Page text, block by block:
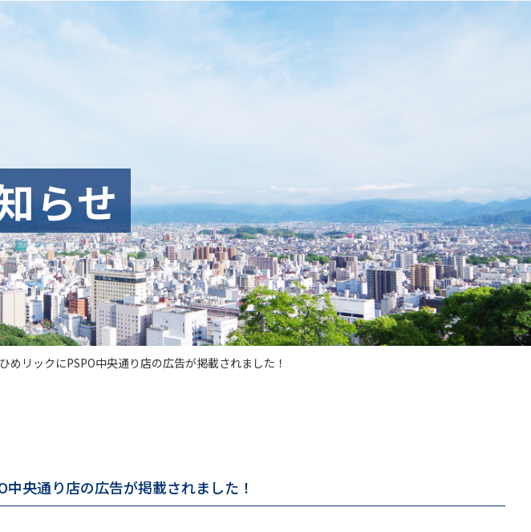
らせ
リックにPSPO中央通り店の広告が掲載されました！
央通り店の広告が掲載されました！